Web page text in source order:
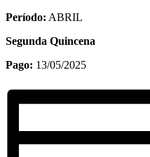
Período: ABRIL
Segunda Quincena
Pago: 13/05/2025